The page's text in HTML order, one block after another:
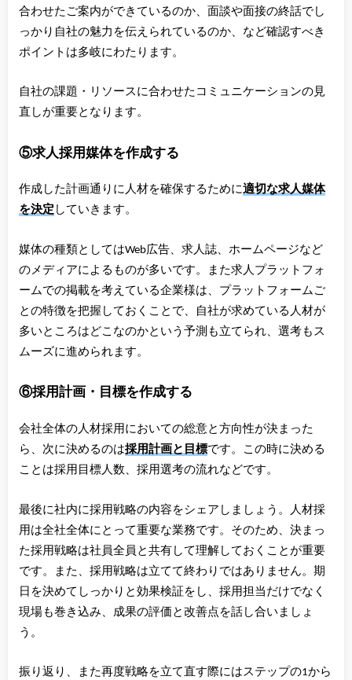
合わせたご案内ができているのか、面談や面接の終話でし
っかり自社の魅力を伝えられているのか、など確認すべき
ポイントは多岐にわたります。
自社の課題・リソースに合わせたコミュニケーションの見
直しが重要となります。
⑤求人採用媒体を作成する
作成した計画通りに人材を確保するために適切な求人媒体
を決定していきます。
媒体の種類としてはWeb広告、求人誌、ホームページなど
のメディアによるものが多いです。また求人プラットフォ
ームでの掲載を考えている企業様は、プラットフォームご
との特徴を把握しておくことで、自社が求めている人材が
多いところはどこなのかという予測も立てられ、選考もス
ムーズに進められます。
⑥採用計画・目標を作成する
会社全体の人材採用においての総意と方向性が決まった
ら、次に決めるのは採用計画と目標です。この時に決める
ことは採用目標人数、採用選考の流れなどです。
最後に社内に採用戦略の内容をシェアしましょう。人材採
用は全社全体にとって重要な業務です。そのため、決まっ
た採用戦略は社員全員と共有して理解しておくことが重要
です。また、採用戦略は立てて終わりではありません。期
日を決めてしっかりと効果検証をし、採用担当だけでなく
現場も巻き込み、成果の評価と改善点を話し合いましょ
う。
振り返り、また再度戦略を立て直す際にはステップの1から